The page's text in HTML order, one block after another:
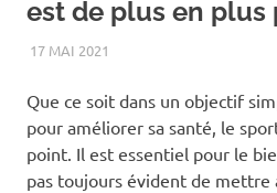
est de plus en plus
17 MAI 2021
Que ce soit dans un objectif
pour améliorer sa santé, le
point. Il est essentiel pour le
pas toujours évident de